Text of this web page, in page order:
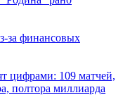
за финансовых
цифрами: 109 матчей,
полтора миллиарда